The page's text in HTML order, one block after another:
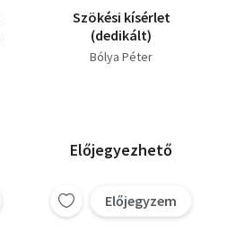
Szökési kísérlet
(dedikált)
Bólya Péter
Előjegyezhető
Előjegyzem